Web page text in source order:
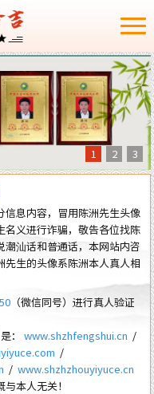
1 2 3
息内容，冒用陈洲先生头像
名义进行诈骗，敬告各位找陈
汕话和普通话，本网站内咨
生的头像系陈洲本人真人相
（微信同号）进行真人验证
： www.shzhfengshui.cn /
/
/ www.shzhzhouyiyuce.cn
本人无关！